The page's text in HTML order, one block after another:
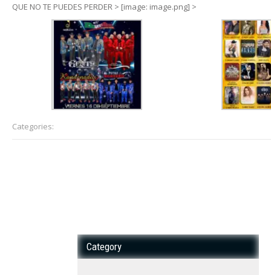
QUE NO TE PUEDES PERDER > [image: image.png] >
Categories:
Category